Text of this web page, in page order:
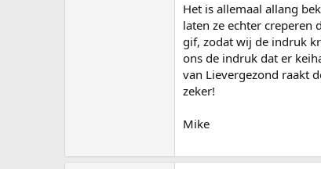
Het is allemaal allang
laten ze echter
gif, zodat wij de indruk
ons de indruk dat er
van Lievergezond raakt
zeker!
Mike